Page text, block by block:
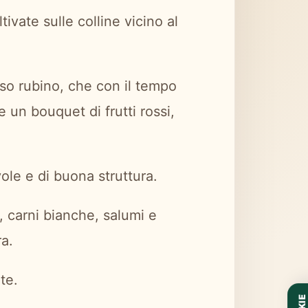
sulle colline vicino al
rubino, che con il tempo
un bouquet di frutti rossi,
e di buona struttura.
bianche, salumi e